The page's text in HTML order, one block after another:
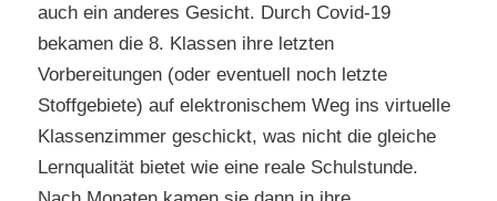
auch ein anderes Gesicht. Durch Covid-19
bekamen die 8. Klassen ihre letzten
Vorbereitungen (oder eventuell noch letzte
Stoffgebiete) auf elektronischem Weg ins virtuelle
Klassenzimmer geschickt, was nicht die gleiche
Lernqualität bietet wie eine reale Schulstunde.